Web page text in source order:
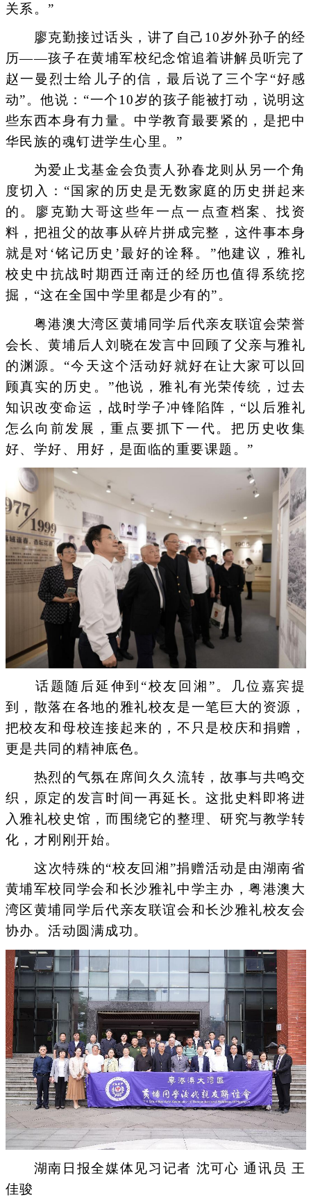
关系。”
廖克勤接过话头，讲了自己10岁外孙子的经
历——孩子在黄埔军校纪念馆追着讲解员听完了
赵一曼烈士给儿子的信，最后说了三个字“好感
动”。他说：“一个10岁的孩子能被打动，说明这
些东西本身有力量。中学教育最要紧的，是把中
华民族的魂钉进学生心里。”
为爱止戈基金会负责人孙春龙则从另一个角
度切入：“国家的历史是无数家庭的历史拼起来
的。廖克勤大哥这些年一点一点查档案、找资
料，把祖父的故事从碎片拼成完整，这件事本身
就是对‘铭记历史’最好的诠释。”他建议，雅礼
校史中抗战时期西迁南迁的经历也值得系统挖
掘，“这在全国中学里都是少有的”。
粤港澳大湾区黄埔同学后代亲友联谊会荣誉
会长、黄埔后人刘晓在发言中回顾了父亲与雅礼
的渊源。“今天这个活动好就好在让大家可以回
顾真实的历史。”他说，雅礼有光荣传统，过去
知识改变命运，战时学子冲锋陷阵，“以后雅礼
怎么向前发展，重点要抓下一代。把历史收集
好、学好、用好，是面临的重要课题。”
话题随后延伸到“校友回湘”。几位嘉宾提
到，散落在各地的雅礼校友是一笔巨大的资源，
把校友和母校连接起来的，不只是校庆和捐赠，
更是共同的精神底色。
热烈的气氛在席间久久流转，故事与共鸣交
织，原定的发言时间一再延长。这批史料即将进
入雅礼校史馆，而围绕它的整理、研究与教学转
化，才刚刚开始。
这次特殊的“校友回湘”捐赠活动是由湖南省
黄埔军校同学会和长沙雅礼中学主办，粤港澳大
湾区黄埔同学后代亲友联谊会和长沙雅礼校友会
协办。活动圆满成功。
湖南日报全媒体见习记者 沈可心 通讯员 王
佳骏